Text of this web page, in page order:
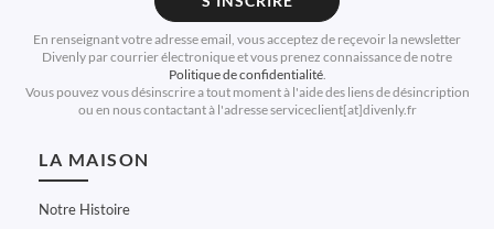
En renseignant votre adresse email, vous acceptez de reçevoir la newsletter
Divenly par courrier électronique et vous prenez connaissance de notre
Politique de confidentialité.
Vous pouvez vous désinscrire a tout moment à l'aide des liens de désincription
ou en nous contactant à l'adresse serviceclient[at]divenly.fr
LA MAISON
Notre Histoire